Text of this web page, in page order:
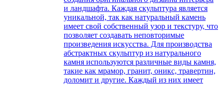
и ландшафта. Каждая скульптура является
уникальной, так как натуральный камень
имеет свой собственный узор и текстуру, что
позволяет создавать неповторимые
произведения искусства. Для производства
абстрактных скульптур из натурального
камня используются различные виды камня,
такие как мрамор, гранит, оникс, травертин,
доломит и другие. Каждый из них имеет